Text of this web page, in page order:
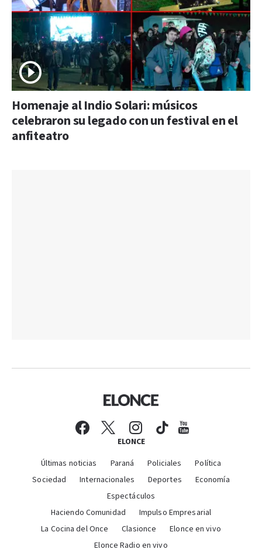
Homenaje al Indio Solari: músicos
celebraron su legado con un festival en el
anfiteatro
ELONCE
Últimas noticias Paraná Policiales
Política
Sociedad
Internacionales Deportes
Economía
Espectáculos
Haciendo Comunidad
Impulso Empresarial
La Cocina del Once
Clasionce
Elonce en vivo
Elonce Radio en vivo